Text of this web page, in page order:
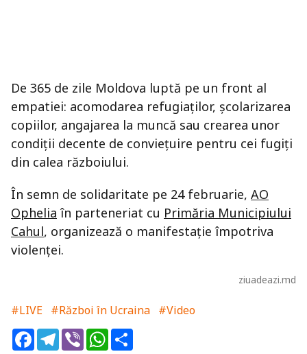
De 365 de zile Moldova luptă pe un front al
empatiei: acomodarea refugiaților, școlarizarea
copiilor, angajarea la muncă sau crearea unor
condiții decente de conviețuire pentru cei fugiți
din calea războiului.
În semn de solidaritate pe 24 februarie, AO
Ophelia în parteneriat cu Primăria Municipiului
Cahul, organizează o manifestație împotriva
violenței.
ziuadeazi.md
#LIVE #Război în Ucraina #Video
FacebookTelegram
ViberWhatsApp